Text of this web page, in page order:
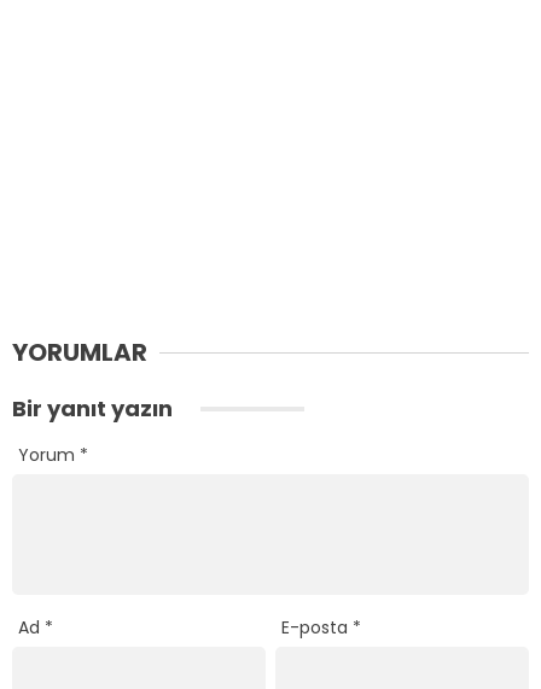
YORUMLAR
Bir yanıt yazın
Yorum *
Ad * E-posta *